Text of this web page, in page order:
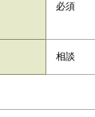
必須
相談